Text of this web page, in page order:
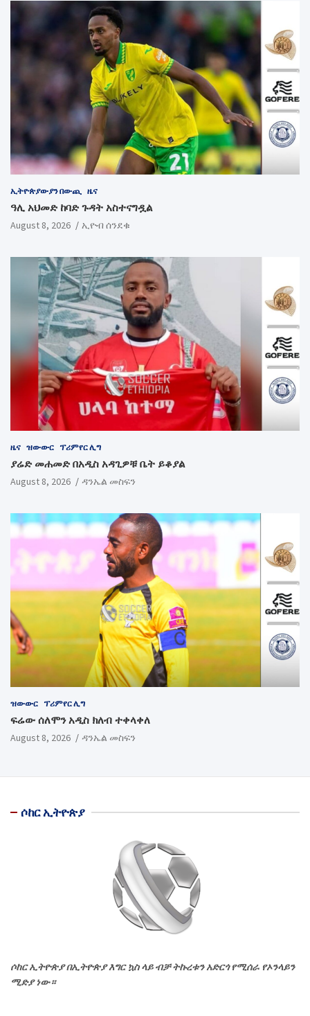
ኢትዮጵያውያን በውጪ ዜና
ዓሊ አህመድ ከባድ ጉዳት አስተናግዷል
August 8, 2026 ኢዮብ ሰንደቁ
ዜና ዝውውር ፕሪምየር ሊግ
ያሬድ መሐመድ በአዲስ አዳጊዎቹ ቤት ይቆያል
August 8, 2026 ዳንኤል መስፍን
ዝውውር ፕሪምየር ሊግ
ፍሬው ሰለሞን አዲስ ክለብ ተቀላቀለ
August 8, 2026 ዳንኤል መስፍን
ሶከር ኢትዮጵያ
ሶከር ኢትዮጵያ በኢትዮጵያ እግር ኳስ ላይ ብቻ ትኩረቱን አድርጎ የሚሰራ የኦንላይን
ሚድያ ነው።